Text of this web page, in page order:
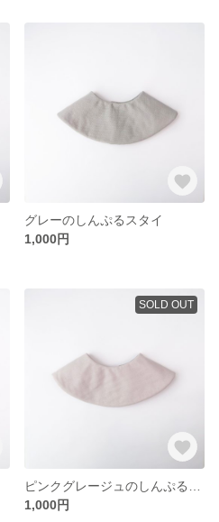
グレーのしんぷるスタイ
1,000円
SOLD OUT
1,000円